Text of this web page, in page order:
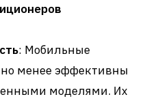
: Мобильные
менее эффективны
моделями. Их